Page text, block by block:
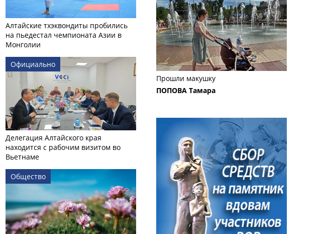
Алтайские тхэквондиты пробились
на пьедестал чемпионата Азии в
Монголии
Официально
Делегация Алтайского края
находится с рабочим визитом во
Вьетнаме
Общество
Прошли макушку
ПОПОВА Тамара